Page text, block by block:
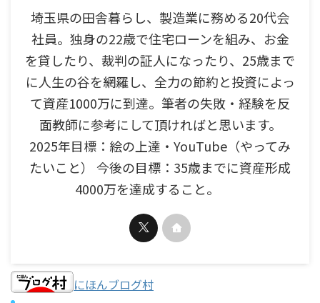
埼玉県の田舎暮らし、製造業に務める20代会
社員。独身の22歳で住宅ローンを組み、お金
を貸したり、裁判の証人になったり、25歳まで
に人生の谷を網羅し、全力の節約と投資によっ
て資産1000万に到達。筆者の失敗・経験を反
面教師に参考にして頂ければと思います。
2025年目標：絵の上達・YouTube（やってみ
たいこと） 今後の目標：35歳までに資産形成
4000万を達成すること。
にほんブログ村